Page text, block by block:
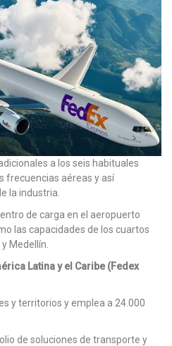
a los seis habituales
frecuencias aéreas y así
la industria.
de carga en el aeropuerto
las capacidades de los cuartos
Medellín.
Latina y el Caribe (Fedex
y territorios y emplea a 24.000
de soluciones de transporte y